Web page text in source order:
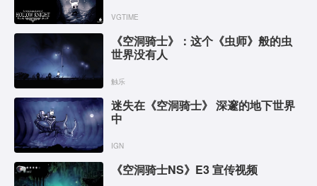
VGTIME
《空洞骑士》：这个《虫师》般的虫
世界没有人
触乐
迷失在《空洞骑士》 深邃的地下世界
中
IGN
《空洞骑士NS》E3 宣传视频